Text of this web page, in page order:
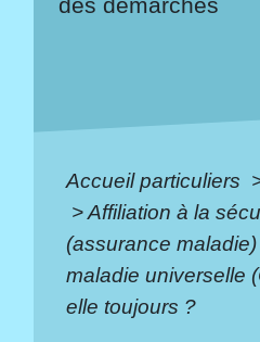
des démarches
Accueil particuliers
>Affiliation à la
(assurance maladie)
maladie universelle
elle toujours ?